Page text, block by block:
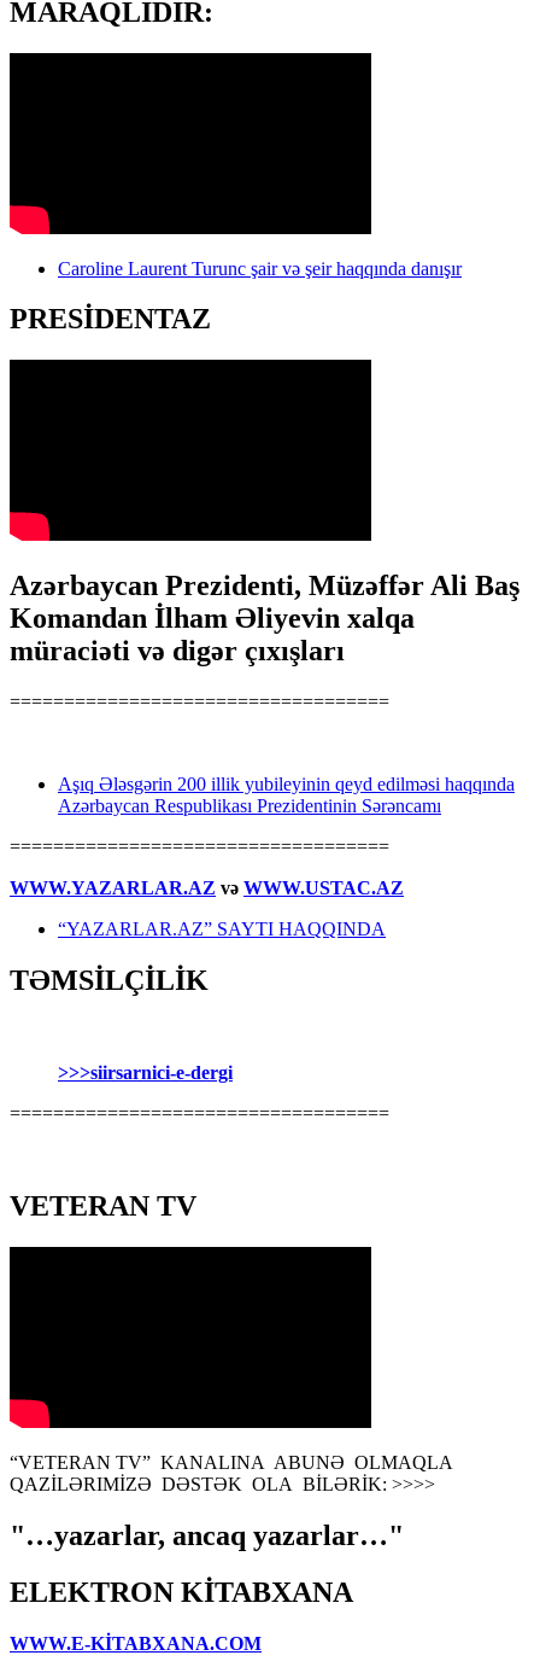
MARAQLIDIR:
Caroline Laurent Turunc şair və şeir haqqında danışır
PRESİDENTAZ
Azərbaycan Prezidenti, Müzəffər Ali Baş
Komandan İlham Əliyevin xalqa
müraciəti və digər çıxışları
===================================
Aşıq Ələsgərin 200 illik yubileyinin qeyd edilməsi haqqında
Azərbaycan Respublikası Prezidentinin Sərəncamı
===================================
WWW.YAZARLAR.AZ və WWW.USTAC.AZ
“YAZARLAR.AZ” SAYTI HAQQINDA
TƏMSİLÇİLİK
>>>siirsarnici-e-dergi
===================================
VETERAN TV
“VETERAN TV” KANALINA ABUNƏ OLMAQLA
QAZİLƏRIMİZƏ DƏSTƏK OLA BİLƏRİK: >>>>
"…yazarlar, ancaq yazarlar…"
ELEKTRON KİTABXANA
WWW.E-KİTABXANA.COM